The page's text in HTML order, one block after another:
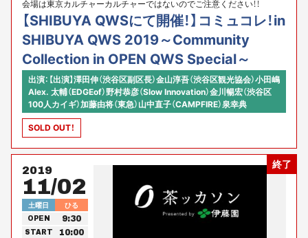
会場は東京カルチャーカルチャーではないのでご注意ください！！
SHIBUYA QWS、東京カルチャーカルチャー、Peatix presents
【SHIBUYA QWSにて開催！】コミュコレ！in
SHIBUYA QWS 2019～Community
Collection in OPEN QWS Special～
出演：【出演】澤田伸（渋谷区副区長）金山淳吾（渋谷区観光協会）小田嶋
Alex. 太輔（EDGEof）野村恭彦（Slow Innovation）金川暢宏（渋谷区
100人カイギ）加藤由将（東急）山中直子（CAMPFIRE）泉幸典
（RocketRoad）若宮和男（uni'que）宮野陣（サンロッカーズ渋谷）山本
悠愛（Plug and Play Japan）佐々木健介（NPO法人ETIC.）山内 一樹
出演交渉中！！【コミュニティソムリエ】 藤田 祐司 （Peatix）河原あず
（東京カルチャーカルチャー）
SOLD OUT！
終了
2019
11/02
土曜日 ひる
OPEN 9:30
START 10:00